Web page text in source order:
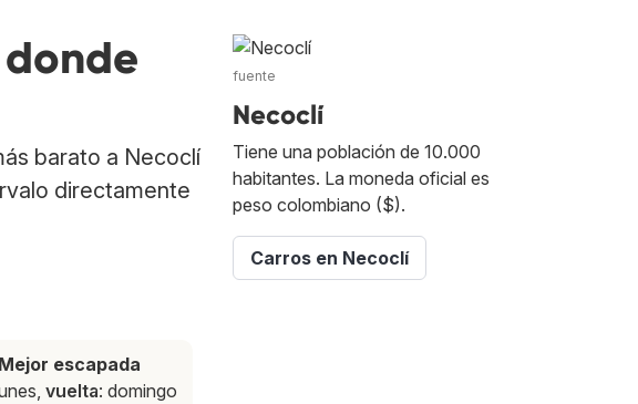
barato a Necoclí
directamente
Mejor escapada
vuelta: domingo
fuente
Necoclí
Tiene una población de 10.000
habitantes. La moneda oficial es
peso colombiano ($).
Carros en Necoclí